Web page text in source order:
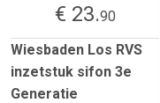
€ 23.90
Wiesbaden Los RVS
inzetstuk sifon 3e
Generatie